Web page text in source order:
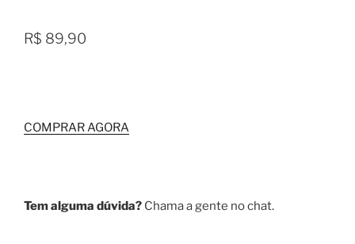
R$ 89,90
COMPRAR AGORA
Tem alguma dúvida? Chama a gente no chat.